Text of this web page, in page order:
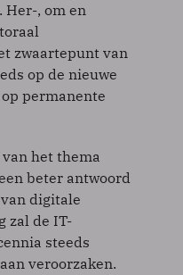
Her-, om en
zwaartepunt van
op de nieuwe
permanente
het thema
beter antwoord
digitale
zal de IT-
steeds
veroorzaken.